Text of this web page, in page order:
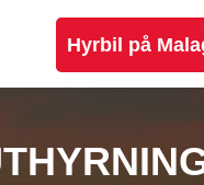
Hyrbil på